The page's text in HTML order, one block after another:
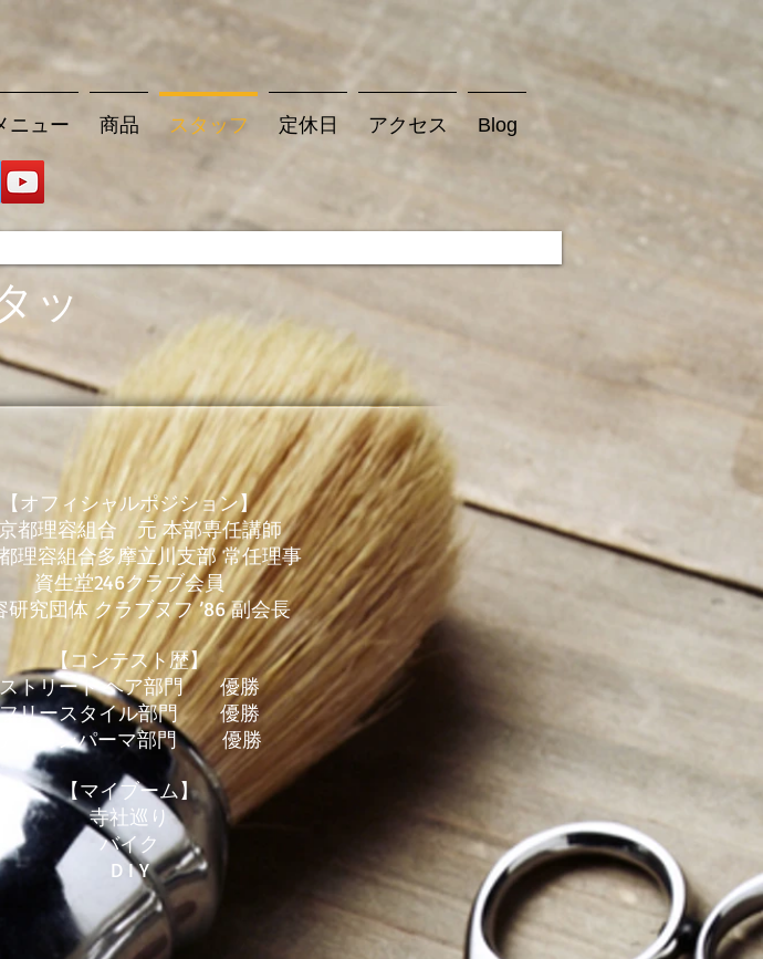
ニュー 商品 スタッフ 定休日 アクセス Blog
ッ
【オフィシャルポジション】
都理容組合 元 本部専任講師
理容組合多摩立川支部 常任理事
資生堂246クラブ会員
研究団体 クラブヌフ ’86 副会長
【コンテスト歴】
ストリート ヘア部門 優勝
フリースタイル部門 優勝
アイロンパーマ部門 優勝
【マイブーム】
寺社巡り
バイク
D I Y